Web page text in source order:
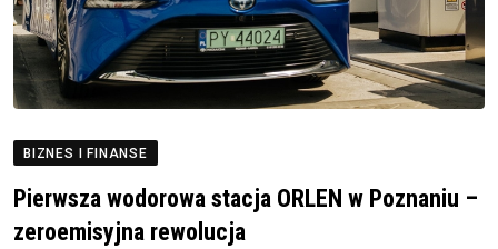
BIZNES I FINANSE
Pierwsza wodorowa stacja ORLEN w Poznaniu –
zeroemisyjna rewolucja